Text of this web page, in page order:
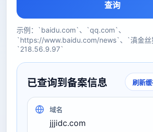
查询
示例：`baidu.com`、`qq.com`、
`https://www.baidu.com/news`、`滇金丝
`218.56.9.97`
已查询到备案信息 刷新
域名
jjjidc.com